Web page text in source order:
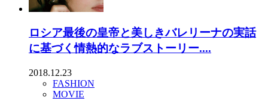
ロシア最後の皇帝と美しきバレリーナの実話
に基づく情熱的なラブストーリー....
2018.12.23
FASHION
MOVIE